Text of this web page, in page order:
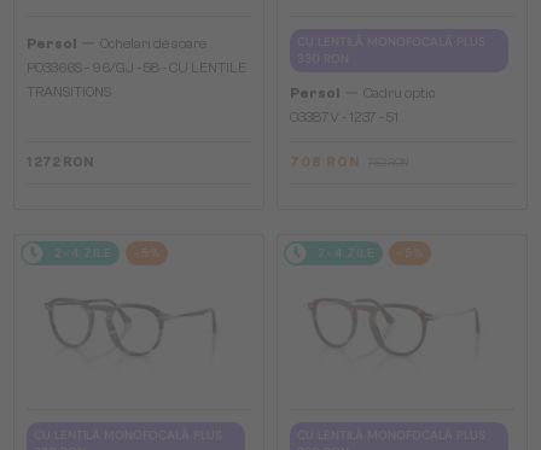
Persol
Ochelari de soare
PO3366S - 96/GJ - 58 - CU LENTILE
TRANSITIONS
1 272 RON
Persol
Cadru optic
O3387V - 1237 - 51
708 RON
2-4 ZILE -5% 2-4 ZILE -5%